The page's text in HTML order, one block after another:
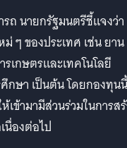
ถ นายกรัฐมนตรีชี้แจงว่า
ๆ ของประเทศ เช่น ยาน
กษตรและเทคโนโลยี
ษา เป็นต้น โดยกองทุนนี้
ข้ามามีส่วนร่วมในการส
นื่องต่อไป